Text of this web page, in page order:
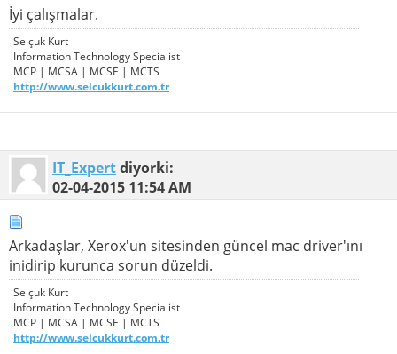
İyi çalışmalar.
Selçuk Kurt
Information Technology Specialist
MCP | MCSA | MCSE | MCTS
http://www.selcukkurt.com.tr
IT_Expertdiyorki:
02-04-2015 11:54 AM
Arkadaşlar, Xerox'un sitesinden güncel mac driver'ını
inidirip kurunca sorun düzeldi.
Selçuk Kurt
Information Technology Specialist
MCP | MCSA | MCSE | MCTS
http://www.selcukkurt.com.tr